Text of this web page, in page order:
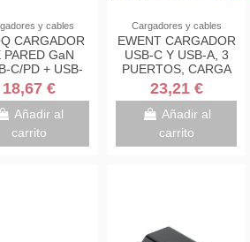
y cables
CARGADOR
PARED GaN
C/PD + USB-
65W BLANCO
18,67 €
Añadir al
carrito
Cargadores y cables
EWENT CARGADOR
USB-C Y USB-A, 3
PUERTOS, CARGA
RAPIDA DE 65W
PARA PORTÁTIL
MACBOOK
23,21 €
Añadir al
carrito